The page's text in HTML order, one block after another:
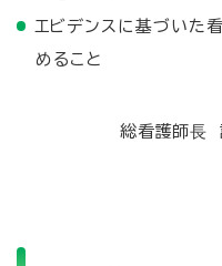
エビデンスに基づいた
めること
総看護師⾧